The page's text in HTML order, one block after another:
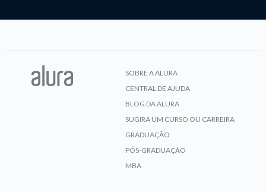
SOBRE A ALURA
CENTRAL DE AJUDA
BLOG DA ALURA
SUGIRA UM CURSO OU CARREIRA
GRADUAÇÃO
PÓS-GRADUAÇÃO
MBA